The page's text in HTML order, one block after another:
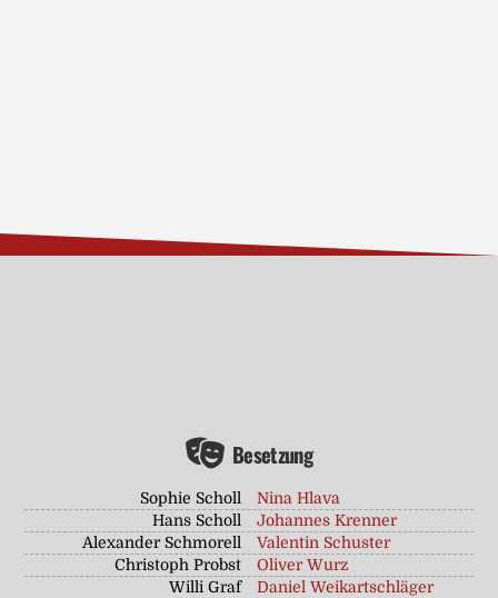
Besetzung
Sophie Scholl
Nina Hlava
Hans Scholl
Johannes Krenner
Alexander Schmorell
Valentin Schuster
Christoph Probst
Oliver Wurz
Willi Graf
Daniel Weikartschläger